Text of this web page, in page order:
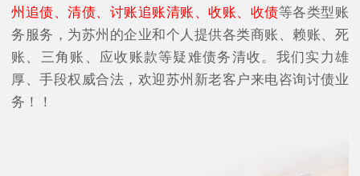
州追债、清债、讨账追账清账、收账、收债等各类型账
务服务，为苏州的企业和个人提供各类商账、赖账、死
账、三角账、应收账款等疑难债务清收。我们实力雄
厚、手段权威合法，欢迎苏州新老客户来电咨询讨债业
务！！